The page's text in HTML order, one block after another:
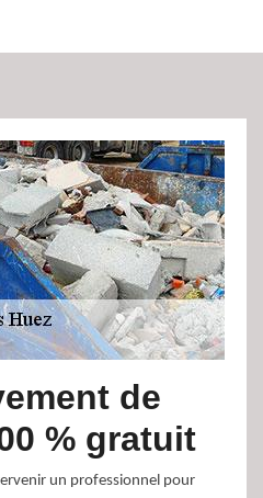
de
% gratuit
un professionnel pour